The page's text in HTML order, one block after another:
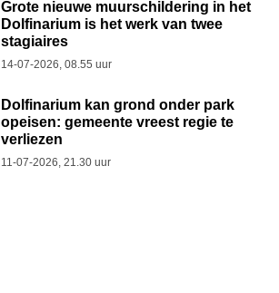
Grote nieuwe muurschildering in het
Dolfinarium is het werk van twee
stagiaires
14-07-2026, 08.55 uur
Dolfinarium kan grond onder park
opeisen: gemeente vreest regie te
verliezen
11-07-2026, 21.30 uur